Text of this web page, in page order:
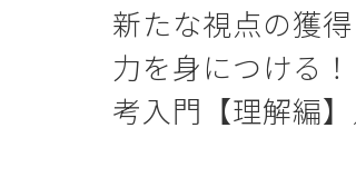
手法
研
ア
新たな視点の獲
力を身につける
考入門【理解編